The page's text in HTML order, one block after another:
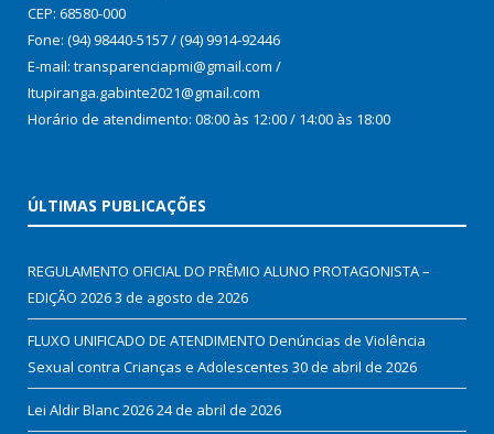
CEP: 68580-000
Fone: (94) 98440-5157 / (94) 9914-92446
E-mail: transparenciapmi@gmail.com /
Itupiranga.gabinte2021@gmail.com
Horário de atendimento: 08:00 às 12:00 / 14:00 às 18:00
ÚLTIMAS PUBLICAÇÕES
REGULAMENTO OFICIAL DO PRÊMIO ALUNO PROTAGONISTA –
EDIÇÃO 20263 de agosto de 2026
FLUXO UNIFICADO DE ATENDIMENTO Denúncias de Violência
Sexual contra Crianças e Adolescentes 30 de abril de 2026
Lei Aldir Blanc 202624 de abril de 2026